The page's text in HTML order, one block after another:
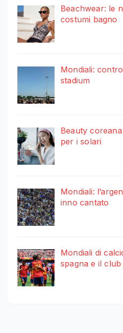
Beachwear: le
costumi bagno
Mondiali:
stadium
Beauty
per i solari
Mondiali:
inno cantato
Mondiali di
spagna e il club